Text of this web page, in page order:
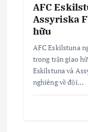
AFC
Assyriska
hữu
AFC Eskilstuna
trong trận giao
Eskilstuna và
nghiêng về đội…